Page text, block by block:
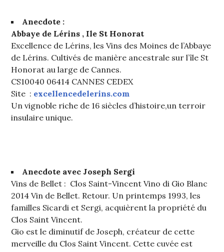
Anecdote :
Abbaye de Lérins , Ile St Honorat
Excellence de Lérins, les Vins des Moines de l’Abbaye
de Lérins. Cultivés de manière ancestrale sur l’île St
Honorat au large de Cannes.
CS10040 06414 CANNES CEDEX
Site : excellencedelerins.com
Un vignoble riche de 16 siècles d’histoire,un terroir
insulaire unique.
Anecdote avec Joseph Sergi
Vins de Bellet : Clos Saint-Vincent Vino di Gio Blanc
2014 Vin de Bellet. Retour. Un printemps 1993, les
familles Sicardi et Sergi, acquièrent la propriété du
Clos Saint Vincent.
Gio est le diminutif de Joseph, créateur de cette
merveille du Clos Saint Vincent. Cette cuvée est